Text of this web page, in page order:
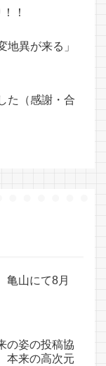
！
地異が来る」
た（感謝・合
亀山にて8月
の姿の投稿協
本来の高次元